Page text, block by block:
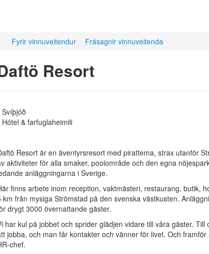
Fyrir vinnuveitendur Frásagnir vinnuveitenda
Resort
Svíþjóð
Hótel & farfuglaheimili
Resort är en äventyrsresort med pirattema, strax utanför
aktiviteter för alla smaker, poolområde och den egna
anläggningarna i Sverige.
finns arbete inom reception, vaktmästeri, restaurang, butik,
km från mysiga Strömstad på den svenska västkusten.
drygt 3000 övernattande gäster.
har kul på jobbet och sprider glädjen vidare till våra gäster.
jobba, och man får kontakter och vänner för livet. Och
chef.